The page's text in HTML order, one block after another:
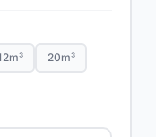
20m³